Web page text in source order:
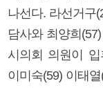
나선다. 라선거구
담사와 최양희
시의회 의원이 입
이미숙(59) 이태